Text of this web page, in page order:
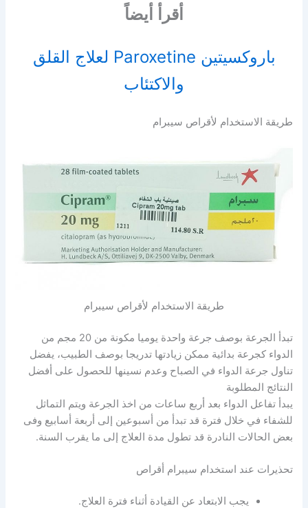
أقرأ أيضاً
باروكسيتين Paroxetine لعلاج القلق
والاكتئاب
طريقة الاستخدام لأقراص سيبرام
طريقة الاستخدام لأقراص سيبرام
تبدأ الجرعة بوصف جرعة واحدة يوميا مكونة من 20 مجم من
الدواء كجرعة بدائية ممكن زيادتها تدريجا بوصف الطبيب، يفضل
تناول جرعة الدواء في الصباح وعدم نسينها للحصول على أفضل
النتائج المطلوبة
يبدأ تفاعل الدواء بعد أربع ساعات من اخذ الجرعة ويتم التماثل
للشفاء في خلال فترة قد تبدأ من أسبوعين إلى أربعة أسابيع وفى
بعض الحالات النادرة قد تطول مدة العلاج إلى ما يقرب السنة.
تحذيرات عند استخدام سيبرام أقراص
يجب الابتعاد عن القيادة أثناء فترة العلاج.